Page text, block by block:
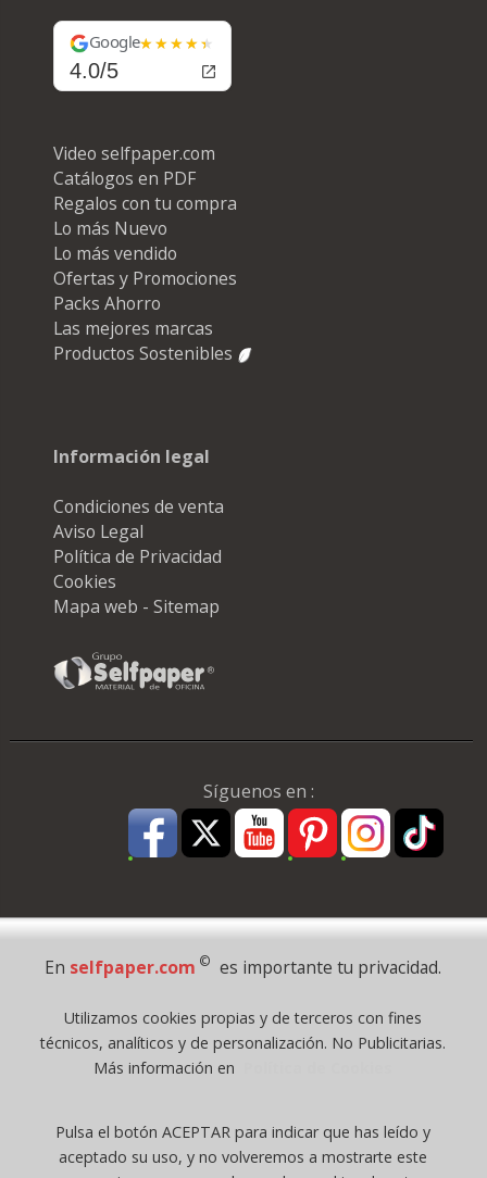
Google
4.0/5
Video selfpaper.com
Catálogos en PDF
Regalos con tu compra
Lo más Nuevo
Lo más vendido
Ofertas y Promociones
Packs Ahorro
Las mejores marcas
Productos Sostenibles
Información legal
Condiciones de venta
Aviso Legal
Política de Privacidad
Cookies
Mapa web - Sitemap
Síguenos en :
Pago Seguro
Todos los derechos reservados
©selfpaper.com, y las webs de ©gruposelfpaper.org están gestionadas, y
Registro Mercantil de Valencia ( España ) CEE:
Tomo 7263, Libro 4565, Folio 1, Sección 8, Hoja V-85203.
En selfpaper.com © es importante tu privacidad.
Utilizamos cookies propias y de terceros con fines
técnicos, analíticos y de personalización. No Publicitarias.
Más información en
Pulsa el botón ACEPTAR para indicar que has leído y
aceptado su uso, y no volveremos a mostrarte este